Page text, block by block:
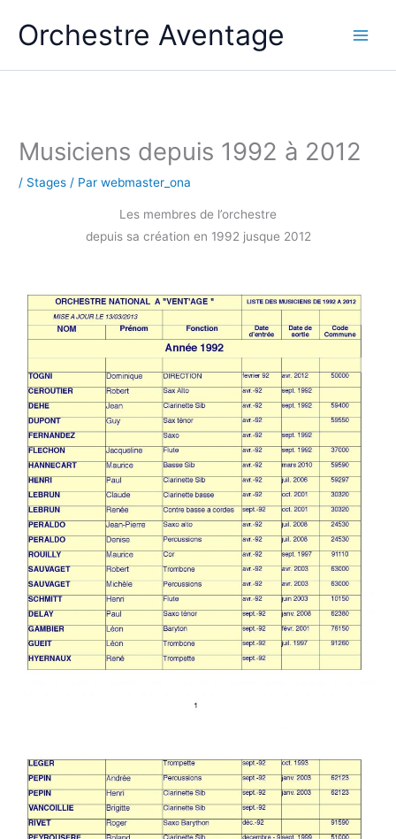
Orchestre Aventage
Musiciens depuis 1992 à 2012
/ Stages / Parwebmaster_ona
Les membres de l’orchestre
depuis sa création en 1992 jusque 2012